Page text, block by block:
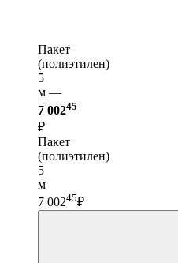
Пакет
(полиэтилен)
5
м —
7 00245
₽
Пакет
(полиэтилен)
5
м
7 00245₽